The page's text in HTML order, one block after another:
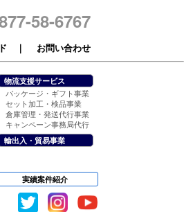
58-6767
｜ お問い合わせ
物流支援サービス
パッケージ・ギフト事業
セット加工・検品事業
倉庫管理・発送代行事業
キャンペーン事務局代行
輸出入・貿易事業
実績案件紹介